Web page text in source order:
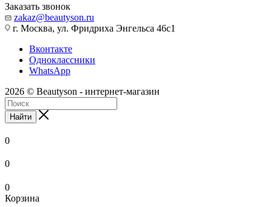
Заказать звонок
zakaz@beautyson.ru
г. Москва, ул. Фридриха Энгельса 46с1
Вконтакте
Одноклассники
WhatsApp
2026 © Beautyson - интернет-магазин
Найти
0
0
0
Корзина